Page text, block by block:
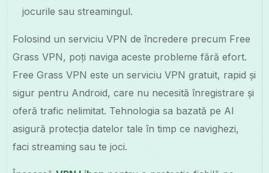
jocurile sau streamingul.
Folosind un serviciu VPN de încredere precum Free
Grass VPN, poți naviga aceste probleme fără efort.
Free Grass VPN este un serviciu VPN gratuit, rapid și
sigur pentru Android, care nu necesită înregistrare și
oferă trafic nelimitat. Tehnologia sa bazată pe AI
asigură protecția datelor tale în timp ce navighezi,
faci streaming sau te joci.